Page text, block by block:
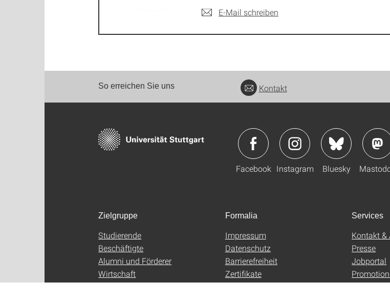
E-Mail schreiben
So erreichen Sie uns Kontakt
Facebook Instagram Bluesky
Zielgruppe
Studierende
Beschäftigte
Alumni und Förderer
Wirtschaft
Formalia
Impressum
Datenschutz
Barrierefreiheit
Zertifikate
Services
Kontakt &
Presse
Jobportal